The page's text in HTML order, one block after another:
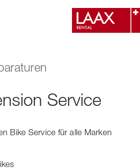
Service
Bike Service für alle Marken